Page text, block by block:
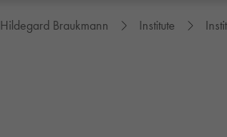
Hildegard Braukmann Institute